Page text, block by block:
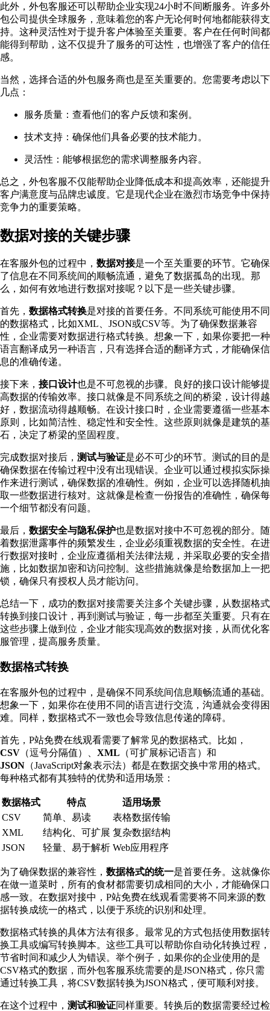
此外，外包客服还可以帮助企业实现24小时不间断服务。许多外
包公司提供全球服务，意味着您的客户无论何时何地都能获得支
持。这种灵活性对于提升客户体验至关重要。客户在任何时间都
能得到帮助，这不仅提升了服务的可达性，也增强了客户的信任
感。
当然，选择合适的外包服务商也是至关重要的。您需要考虑以下
几点：
服务质量：查看他们的客户反馈和案例。
技术支持：确保他们具备必要的技术能力。
灵活性：能够根据您的需求调整服务内容。
总之，外包客服不仅能帮助企业降低成本和提高效率，还能提升
客户满意度与品牌忠诚度。它是现代企业在激烈市场竞争中保持
竞争力的重要策略。
数据对接的关键步骤
在客服外包的过程中， 数据对接是一个至关重要的环节。它确保
了信息在不同系统间的顺畅流通，避免了数据孤岛的出现。那
么，如何有效地进行数据对接呢？以下是一些关键步骤。
首先， 数据格式转换是对接的首要任务。不同系统可能使用不同
的数据格式，比如XML、JSON或CSV等。为了确保数据兼容
性，企业需要对数据进行格式转换。想象一下，如果你要把一种
语言翻译成另一种语言，只有选择合适的翻译方式，才能确保信
息的准确传递。
接下来， 接口设计也是不可忽视的步骤。良好的接口设计能够提
高数据的传输效率。接口就像是不同系统之间的桥梁，设计得越
好，数据流动得越顺畅。在设计接口时，企业需要遵循一些基本
原则，比如简洁性、稳定性和安全性。这些原则就像是建筑的基
石，决定了桥梁的坚固程度。
完成数据对接后， 测试与验证是必不可少的环节。测试的目的是
确保数据在传输过程中没有出现错误。企业可以通过模拟实际操
作来进行测试，确保数据的准确性。例如，企业可以选择随机抽
取一些数据进行核对。这就像是检查一份报告的准确性，确保每
一个细节都没有问题。
最后， 数据安全与隐私保护也是数据对接中不可忽视的部分。随
着数据泄露事件的频繁发生，企业必须重视数据的安全性。在进
行数据对接时，企业应遵循相关法律法规，并采取必要的安全措
施，比如数据加密和访问控制。这些措施就像是给数据加上一把
锁，确保只有授权人员才能访问。
总结一下，成功的数据对接需要关注多个关键步骤，从数据格式
转换到接口设计，再到测试与验证，每一步都至关重要。只有在
这些步骤上做到位，企业才能实现高效的数据对接，从而优化客
服管理，提高服务质量。
数据格式转换
在客服外包的过程中，是确保不同系统间信息顺畅流通的基础。
想象一下，如果你在使用不同的语言进行交流，沟通就会变得困
难。同样，数据格式不一致也会导致信息传递的障碍。
首先，P站免费在线观看需要了解常见的数据格式。比如，
CSV （逗号分隔值）、 XML （可扩展标记语言）和
JSON （JavaScript对象表示法）都是在数据交换中常用的格式。
每种格式都有其独特的优势和适用场景：
数据格式 特点
适用场景
CSV
简单、易读
表格数据传输
XML
结构化、可扩展 复杂数据结构
JSON
轻量、易于解析 Web应用程序
为了确保数据的兼容性， 数据格式的统一是首要任务。这就像你
在做一道菜时，所有的食材都需要切成相同的大小，才能确保口
感一致。在数据对接中，P站免费在线观看需要将不同来源的数
据转换成统一的格式，以便于系统的识别和处理。
数据格式转换的具体方法有很多。最常见的方式包括使用数据转
换工具或编写转换脚本。这些工具可以帮助你自动化转换过程，
节省时间和减少人为错误。举个例子，如果你的企业使用的是
CSV格式的数据，而外包客服系统需要的是JSON格式，你只需
通过转换工具，将CSV数据转换为JSON格式，便可顺利对接。
在这个过程中， 测试和验证同样重要。转换后的数据需要经过检